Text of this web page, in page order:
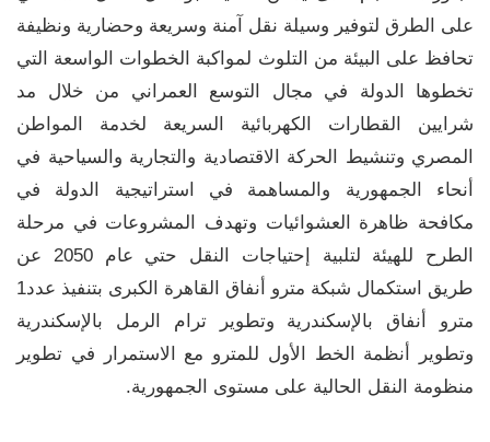
على الطرق لتوفير وسيلة نقل آمنة وسريعة وحضارية ونظيفة
تحافظ على البيئة من التلوث لمواكبة الخطوات الواسعة التي
تخطوها الدولة في مجال التوسع العمراني من خلال مد
شرايين القطارات الكهربائية السريعة لخدمة المواطن
المصري وتنشيط الحركة الاقتصادية والتجارية والسياحية في
أنحاء الجمهورية والمساهمة في استراتيجية الدولة في
مكافحة ظاهرة العشوائيات وتهدف المشروعات في مرحلة
الطرح للهيئة لتلبية إحتياجات النقل حتي عام 2050 عن
طريق استكمال شبكة مترو أنفاق القاهرة الكبرى بتنفيذ عدد1
مترو أنفاق بالإسكندرية وتطوير ترام الرمل بالإسكندرية
وتطوير أنظمة الخط الأول للمترو مع الاستمرار في تطوير
منظومة النقل الحالية على مستوى الجمهورية.